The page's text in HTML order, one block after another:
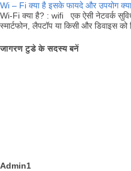
Wi – Fi क्या है इसके फायदे और उपयोग
Wi-Fi क्या है? : wifi एक ऐसी नेटवर्क
स्मार्टफोन, लैपटॉप या किसी और डिवाइस को
जागरण टुडे के सदस्य बनें
Admin1